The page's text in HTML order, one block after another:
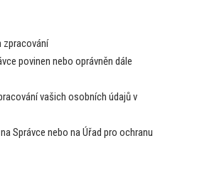
zpracování
povinen nebo oprávněn dále
vašich osobních údajů v
Správce nebo na Úřad pro ochranu